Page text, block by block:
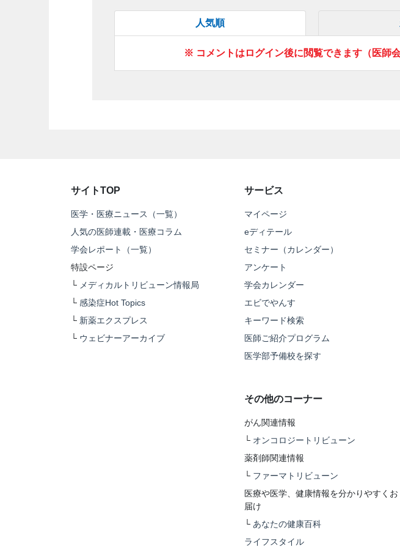
人気順
※ コメントはログイン後に閲覧できます（医師会
サイトTOP
医学・医療ニュース（一覧）
人気の医師連載・医療コラム
学会レポート（一覧）
特設ページ
└ メディカルトリビューン情報局
└ 感染症Hot Topics
└ 新薬エクスプレス
└ ウェビナーアーカイブ
サービス
マイページ
eディテール
セミナー（カレンダー）
アンケート
学会カレンダー
エビでやんす
キーワード検索
医師ご紹介プログラム
医学部予備校を探す
その他のコーナー
がん関連情報
└ オンコロジートリビューン
薬剤師関連情報
└ ファーマトリビューン
医療や医学、健康情報を分かりやすくお
届け
└ あなたの健康百科
ライフスタイル